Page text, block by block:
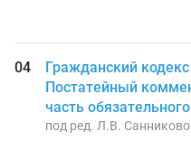
Гражданский
Постатейный
часть
под ред. Л.В.